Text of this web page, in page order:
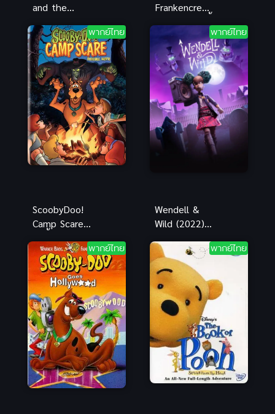
and the
13th Ghost
สคูบี้ดู คดี 13
ผี
Frankencreep
ดู อสุรกาย
พันธุ์ผสม
พากย์ไทย
พากย์ไทย
ScoobyDoo!
Camp Scare
หลอน พากย์
ไทยดูฟรีออน
ไลน์
พากย์ไทย
Wendell &
Wild (2022)
ลด์ พากย์ไทย
ดูฟรีออนไลน์
พากย์ไทย พากย์ไทย